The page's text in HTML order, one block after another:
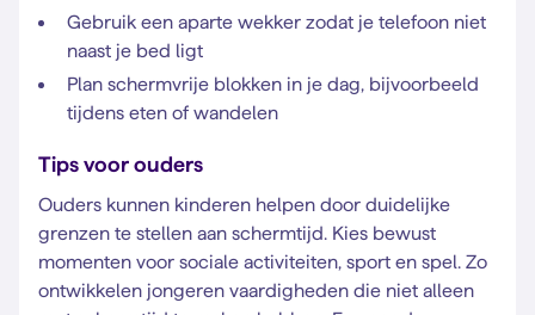
Gebruik een aparte wekker zodat je telefoon niet
naast je bed ligt
Plan schermvrije blokken in je dag, bijvoorbeeld
tijdens eten of wandelen
Tips voor ouders
Ouders kunnen kinderen helpen door duidelijke
grenzen te stellen aan schermtijd. Kies bewust
momenten voor sociale activiteiten, sport en spel. Zo
ontwikkelen jongeren vaardigheden die niet alleen